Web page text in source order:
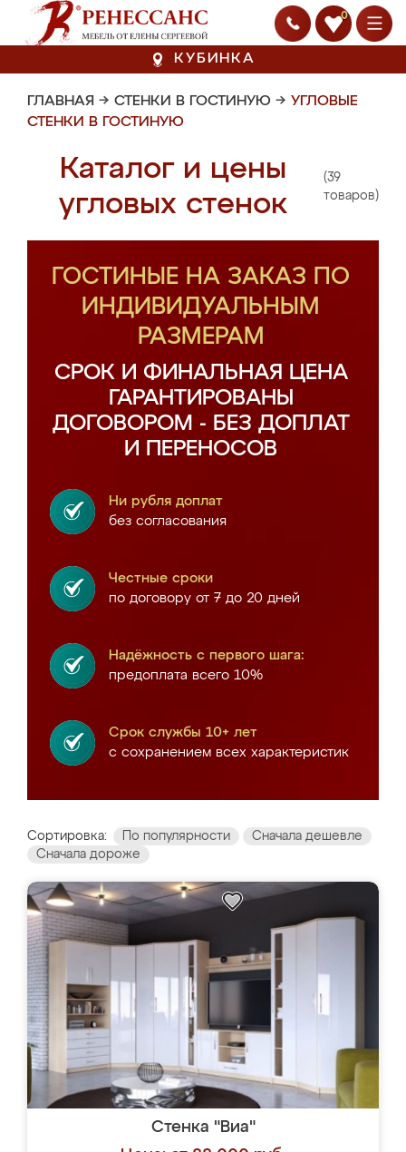
0
КУБИНКА
ГЛАВНАЯ → СТЕНКИ В ГОСТИНУЮ → УГЛОВЫЕ
СТЕНКИ В ГОСТИНУЮ
Каталог и цены
угловых стенок
(39
товаров)
ГОСТИНЫЕ НА ЗАКАЗ ПО
ИНДИВИДУАЛЬНЫМ
РАЗМЕРАМ
СРОК И ФИНАЛЬНАЯ ЦЕНА
ГАРАНТИРОВАНЫ
ДОГОВОРОМ - БЕЗ ДОПЛАТ
И ПЕРЕНОСОВ
Ни рубля доплат
без согласования
Честные сроки
по договору от 7 до 20 дней
Надёжность с первого шага:
предоплата всего 10%
Срок службы 10+ лет
с сохранением всех характеристик
Сортировка: По популярности
Сначала дешевле
Сначала дороже
Стенка "Виа"